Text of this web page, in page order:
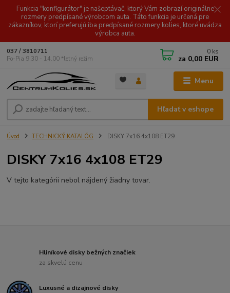
Funkcia "konfigurátor" je našeptávač, ktorý Vám zobrazí originálne
rozmery predpísané výrobcom auta. Táto funkcia je určená pre
zákazníkov, ktorí preferujú iba predpísané rozmery kolies, ktoré uvádza
výrobca auta.
Menu
Hľadať v eshope
037 / 3810711
Po-Pia 9.30 - 14.00 *letný režim
0 ks
za 0,00 EUR
Úvod TECHNICKÝ KATALÓG DISKY 7x16 4x108 ET29
DISKY 7x16 4x108 ET29
V tejto kategórii nebol nájdený žiadny tovar.
Hliníkové disky bežných značiek
za skvelú cenu
Luxusné a dizajnové disky